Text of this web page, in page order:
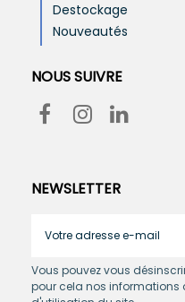
Destockage
Nouveautés
NOUS SUIVRE
NEWSLETTER
Vous pouvez vous
pour cela nos